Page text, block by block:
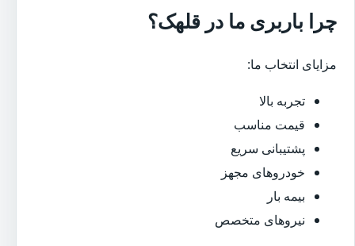
چرا باربری ما در قلهک؟
مزایای انتخاب ما:
تجربه بالا
قیمت مناسب
پشتیبانی سریع
خودروهای مجهز
بیمه بار
نیروهای متخصص